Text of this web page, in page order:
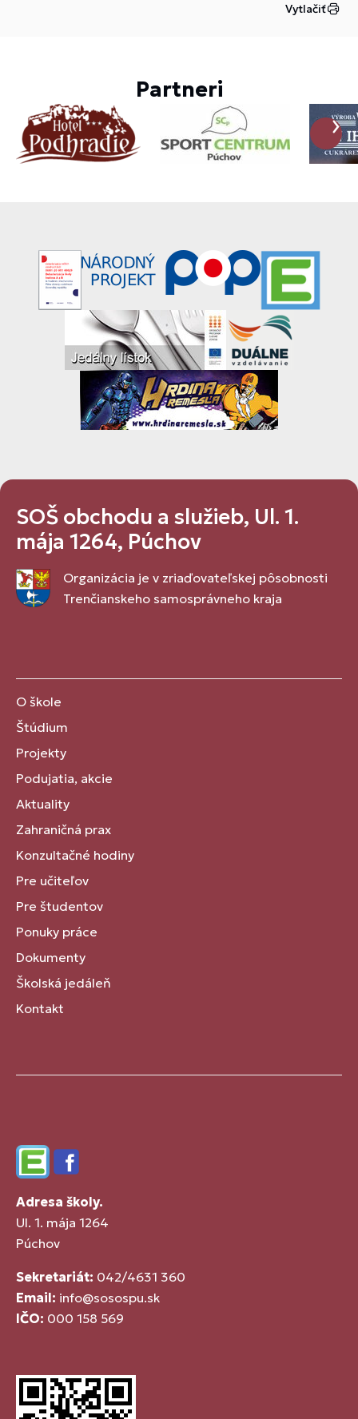
Vytlačiť
Partneri
SOŠ obchodu a služieb, Ul. 1.
mája 1264, Púchov
Organizácia je v zriaďovateľskej pôsobnosti
Trenčianskeho samosprávneho kraja
O škole
Štúdium
Projekty
Podujatia, akcie
Aktuality
Zahraničná prax
Konzultačné hodiny
Pre učiteľov
Pre študentov
Ponuky práce
Dokumenty
Školská jedáleň
Kontakt
EdupageFacebook
Adresa školy.
Ul. 1. mája 1264
Púchov
Sekretariát: 042/4631 360
Email: info@sosospu.sk
IČO: 000 158 569